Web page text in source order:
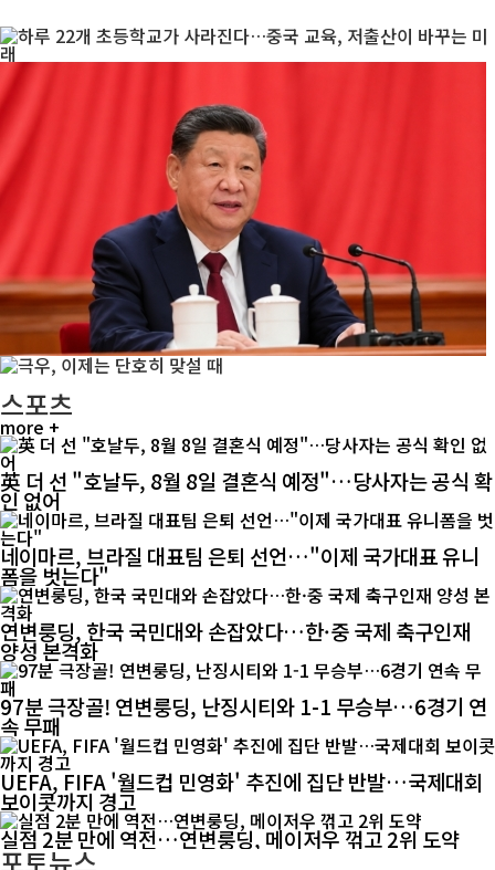
스포츠
more +
英 더 선 "호날두, 8월 8일 결혼식 예정"…당사자는 공식 확
인 없어
네이마르, 브라질 대표팀 은퇴 선언…"이제 국가대표 유니
폼을 벗는다"
연변룽딩, 한국 국민대와 손잡았다…한·중 국제 축구인재
양성 본격화
97분 극장골! 연변룽딩, 난징시티와 1-1 무승부…6경기 연
속 무패
UEFA, FIFA '월드컵 민영화' 추진에 집단 반발…국제대회
보이콧까지 경고
실점 2분 만에 역전…연변룽딩, 메이저우 꺾고 2위 도약
포토뉴스